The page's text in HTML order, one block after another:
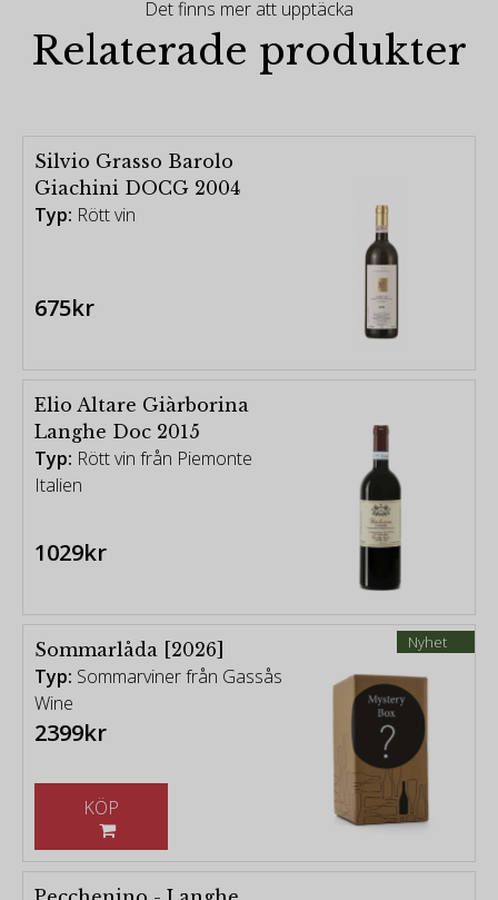
Det finns mer att upptäcka
Relaterade produkter
Silvio Grasso Barolo
Giachini DOCG 2004
Typ: Rött vin
675kr
Elio Altare Giàrborina
Langhe Doc 2015
Typ: Rött vin från Piemonte
Italien
1029kr
Nyhet
Sommarlåda [2026]
Typ: Sommarviner från Gassås
Wine
2399kr